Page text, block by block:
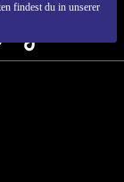
findest du in unserer